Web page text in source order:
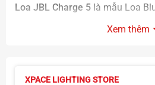
Loa JBL Charge 5là mẫu Loa
nhất thuộc dòng Charge nổi
Xem thêm
XPACE LIGHTING STORE